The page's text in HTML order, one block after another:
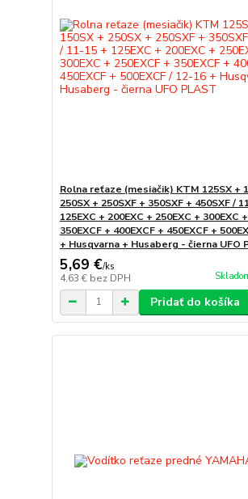
Rolna reťaze (mesiačik) KTM 125SX +
250SX + 250SXF + 350SXF + 450SXF /
125EXC + 200EXC + 250EXC + 300EXC
350EXCF + 400EXCF + 450EXCF +
+ Husqvarna + Husaberg - čierna UFO
5,69 €/ks
4,63 € bez DPH
Pridať do košíka